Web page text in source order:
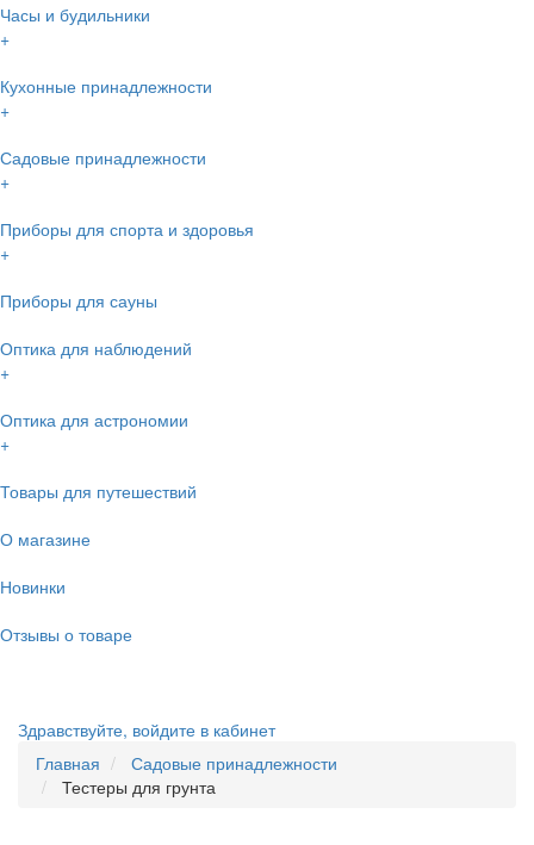
Часы и будильники
+
Кухонные принадлежности
+
Садовые принадлежности
+
Приборы для спорта и здоровья
+
Приборы для сауны
Оптика для наблюдений
+
Оптика для астрономии
+
Товары для путешествий
О магазине
Новинки
Отзывы о товаре
Здравствуйте, войдите в кабинет
Главная
Садовые принадлежности
Тестеры для грунта